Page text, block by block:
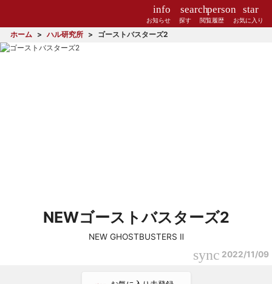
info
お知らせ
search
探す
person
閲覧履歴
star
お気に入り
ホーム ハル研究所 ゴーストバスターズ2
NEWゴーストバスターズ2
NEW GHOSTBUSTERS Ⅱ
sync 2022/11/09